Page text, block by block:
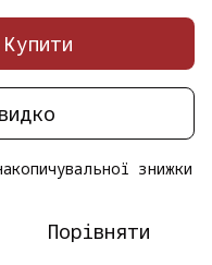
Купити
знижки
Порівняти